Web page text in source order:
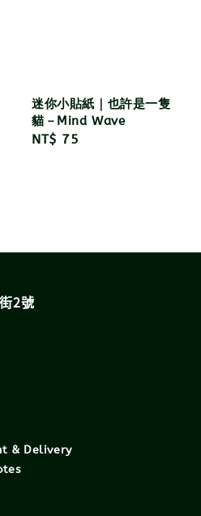
迷你小貼紙｜也許是一隻
貓－Mind Wave
Regular
NT$ 75
2號
& Delivery